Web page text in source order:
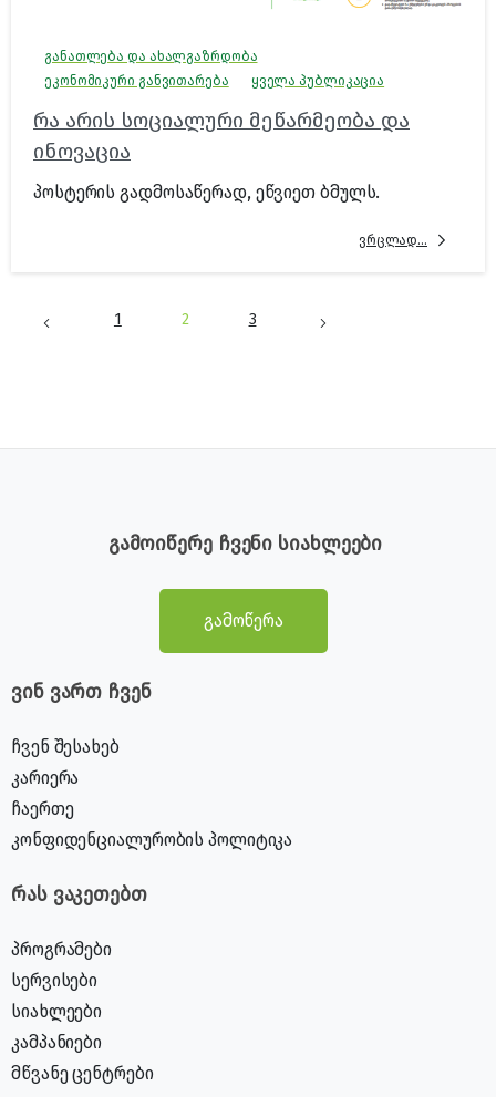
განათლება და ახალგაზრდობა
ეკონომიკური განვითარება
ყველა პუბლიკაცია
რა არის სოციალური მეწარმეობა და
ინოვაცია
პოსტერის გადმოსაწერად, ეწვიეთ ბმულს.
ვრცლად...
1 2 3
გამოიწერე ჩვენი სიახლეები
გამოწერა
ვინ ვართ ჩვენ
ჩვენ შესახებ
კარიერა
ჩაერთე
კონფიდენციალურობის პოლიტიკა
რას ვაკეთებთ
პროგრამები
სერვისები
სიახლეები
კამპანიები
მწვანე ცენტრები